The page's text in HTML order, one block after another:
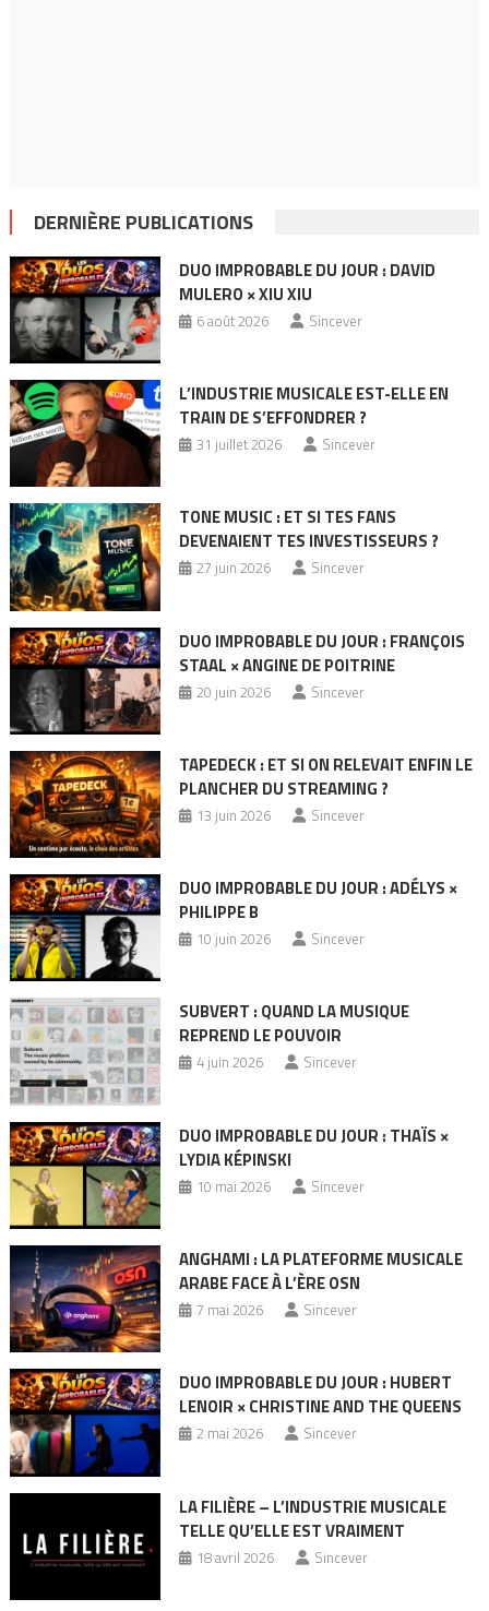
DERNIÈRE PUBLICATIONS
DUO IMPROBABLE DU JOUR : DAVID
MULERO × XIU XIU
6 août 2026 Sincever
L’INDUSTRIE MUSICALE EST-ELLE EN
TRAIN DE S’EFFONDRER ?
31 juillet 2026 Sincever
TONE MUSIC : ET SI TES FANS
DEVENAIENT TES INVESTISSEURS ?
27 juin 2026 Sincever
DUO IMPROBABLE DU JOUR : FRANÇOIS
STAAL × ANGINE DE POITRINE
20 juin 2026 Sincever
TAPEDECK : ET SI ON RELEVAIT ENFIN LE
PLANCHER DU STREAMING ?
13 juin 2026 Sincever
DUO IMPROBABLE DU JOUR : ADÉLYS ×
PHILIPPE B
10 juin 2026 Sincever
SUBVERT : QUAND LA MUSIQUE
REPREND LE POUVOIR
4 juin 2026 Sincever
DUO IMPROBABLE DU JOUR : THAÏS ×
LYDIA KÉPINSKI
10 mai 2026 Sincever
ANGHAMI : LA PLATEFORME MUSICALE
ARABE FACE À L’ÈRE OSN
7 mai 2026 Sincever
DUO IMPROBABLE DU JOUR : HUBERT
LENOIR × CHRISTINE AND THE QUEENS
2 mai 2026 Sincever
LA FILIÈRE – L’INDUSTRIE MUSICALE
TELLE QU’ELLE EST VRAIMENT
18 avril 2026 Sincever